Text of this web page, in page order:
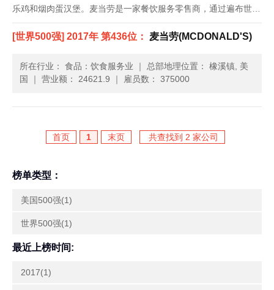
乐鸡和烟肉蛋汉堡。麦当劳是一家餐饮服务零售商，通过遍布世界
各地的餐厅，每天为118个国家约5,000万人提供饮食服务。这家
公司成立于1948年，总部位于伊利诺伊州的欧克......
[世界500强] 2017年 第436位： 麦当劳(MCDONALD'S)
所在行业： 食品：饮食服务业 ｜ 总部地理位置： 橡溪镇, 美
国
｜ 营业额： 24621.9 ｜ 雇员数： 375000
首页 1 末页 共查找到 2 家公司
榜单类型：
美国500强(1)
世界500强(1)
最近上榜时间:
2017(1)